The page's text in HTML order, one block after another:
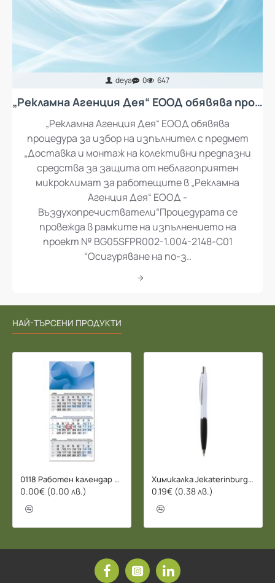
deya 0 647
„Рекламна Агенция Дея“ ЕООД обявява процедура за избор на изпълнител с предмет „Доставка и монтаж на колективни предпазни средства за защита от неблагоприятен микроклимат за работещите в „Рекламна Агенция Дея“ ЕООД - въздухопречистватели“
„Рекламна Агенция Дея“ ЕООД обявява
процедура за избор на изпълнител с предмет
„Доставка и монтаж на колективни предпазни
средства за защита от неблагоприятен
микроклимат за работещите в „Рекламна
Агенция Дея“ ЕООД -
Въздухопречистватели“Процедурата се
провежда в рамките на изпълнението на
проект № BG05SFPR002-1.004-2148-C01
“Осигуряване на по-з..
НАЙ-ТЪРСЕНИ ПРОДУКТИ
0118 Работен календар БИЗНЕС 2026 - 3 СЕКЦИИ
0.00€ (0.00 лв.)
Химикалка Jekaterinburg - 078206
0.19€ (0.38 лв.)